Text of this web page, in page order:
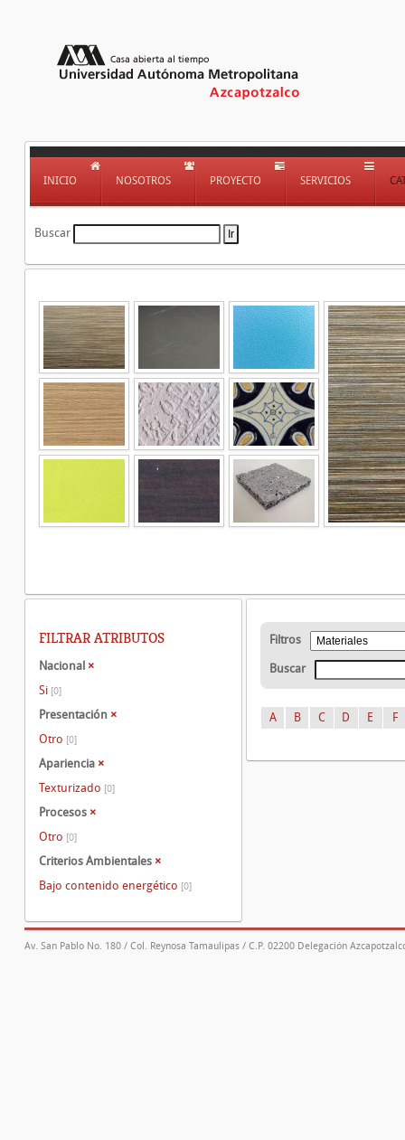
INICIO NOSOTROS PROYECTO SERVICIOS
Buscar
Filtros
Buscar
A B C D E F
FILTRAR ATRIBUTOS
Nacional ×
Si [0]
Presentación ×
Otro [0]
Apariencia ×
Texturizado [0]
Procesos ×
Otro [0]
Criterios Ambientales ×
Bajo contenido energético [0]
Av. San Pablo No. 180 / Col. Reynosa Tamaulipas / C.P. 02200 Delegación